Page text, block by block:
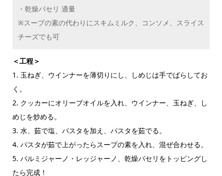
・乾燥パセリ 適量
※スープの素の代わりにスキムミルク、コンソメ、スライス
チーズでも可
＜工程＞
1. 玉ねぎ、ウインナーを薄切りにし、しめじは手でばらしてお
く。
2. クッカーにオリーブオイルを入れ、ウインナー、玉ねぎ、し
めじを炒める。
3. 水、茹で塩、パスタを加え、パスタを茹でる。
4. パスタが茹で上がったらスープの素を入れ、混ぜ合わせる。
5. パルミジャーノ・レッジャーノ、乾燥パセリをトッピングし
たら完成！